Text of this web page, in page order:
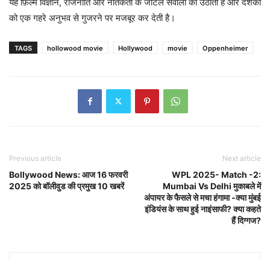
को एक गहरे अनुभव से गुजरने पर मजबूर कर देती है।
TAGS hollowood movie Hollywood movie Oppenheimer
Previous article
Bollywood News: आज 16 फरवरी
2025 को बॉलीवुड की प्रमुख 10 खबरें
Next article
WPL 2025- Match -2:
Mumbai Vs Delhi मुकाबले में
अंपायर के फैसले से मचा हंगामा -क्या मुंबई
इंडियंस के साथ हुई नाइंसाफी? क्या कहते
हैं दिग्गज?